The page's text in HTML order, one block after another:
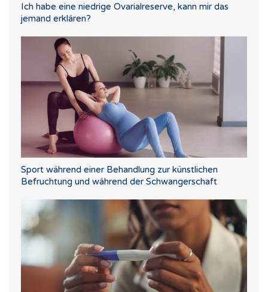
Ich habe eine niedrige Ovarialreserve, kann mir das
jemand erklären?
Sport während einer Behandlung zur künstlichen
Befruchtung und während der Schwangerschaft